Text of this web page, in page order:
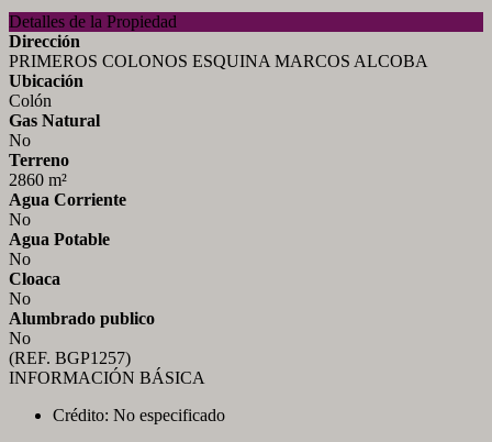
Detalles de la Propiedad
Dirección
PRIMEROS COLONOS ESQUINA MARCOS ALCOBA
Ubicación
Colón
Gas Natural
No
Terreno
2860 m²
Agua Corriente
No
Agua Potable
No
Cloaca
No
Alumbrado publico
No
(REF. BGP1257)
INFORMACIÓN BÁSICA
Crédito: No especificado